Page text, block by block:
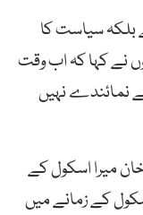
بلکہ سیاست کا
نے کہا کہ اب وقت
نمائندے نہیں
میرا اسکول کے
کے زمانے میں